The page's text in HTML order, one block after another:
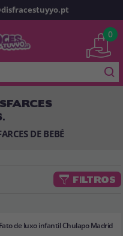
, você poderá fazer suas
0
DE BEBÉ
FILTROS
Fato de luxo infantil Chulapo Madrid